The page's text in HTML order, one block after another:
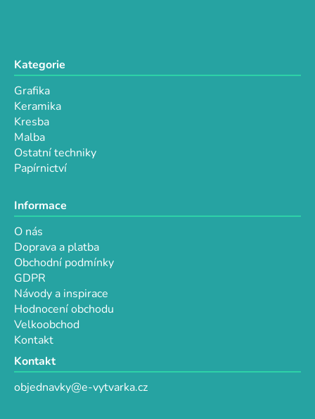
Kategorie
Grafika
Keramika
Kresba
Malba
Ostatní techniky
Papírnictví
Informace
O nás
Doprava a platba
Obchodní podmínky
GDPR
Návody a inspirace
Hodnocení obchodu
Velkoobchod
Kontakt
Kontakt
objednavky@e-vytvarka.cz